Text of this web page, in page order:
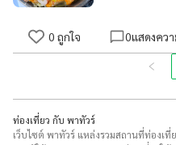
0 ถูกใจ 0แสดงคว
ท่องเที่ยว กับ พาทัวร์
เว็บไซต์ พาทัวร์ แหล่งรวมสถานที่ท่องเที่